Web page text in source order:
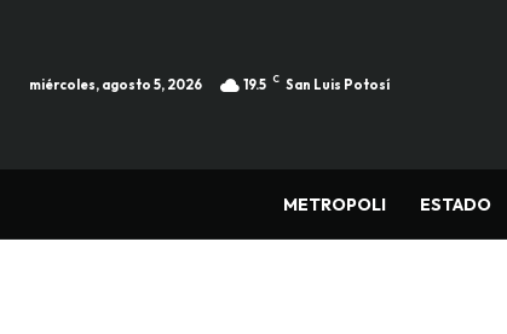
miércoles, agosto 5, 2026 19.5 C San Luis Potosí
METROPOLI ESTADO